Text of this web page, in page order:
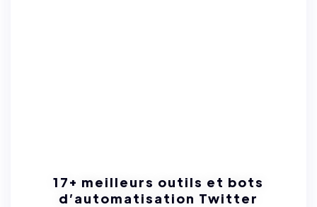
17+ meilleurs outils et bots
d’automatisation Twitter